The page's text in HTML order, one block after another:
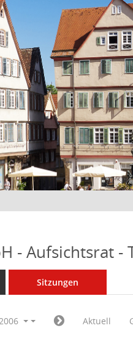
- Aufsichtsrat -
Sitzungen
Aktuell